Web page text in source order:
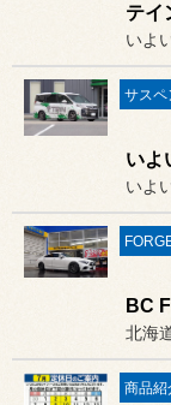
いよ
いよ
北海